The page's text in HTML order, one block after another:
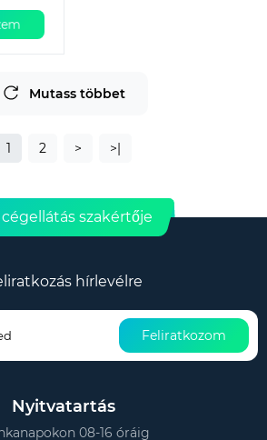
Mutass többet
1 2 > >|
szakértője
hírlevélre
Feliratkozom
Nyitvatartás
08-16 óráig